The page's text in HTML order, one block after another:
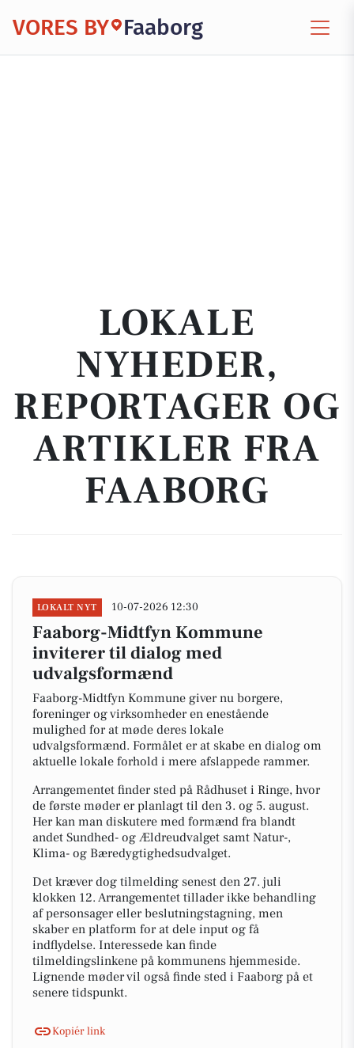
VORES BY Faaborg
LOKALE
NYHEDER,
REPORTAGER OG
ARTIKLER FRA
FAABORG
LOKALT NYT 10-07-2026 12:30
Faaborg-Midtfyn Kommune
inviterer til dialog med
udvalgsformænd
Faaborg-Midtfyn Kommune giver nu borgere,
foreninger og virksomheder en enestående
mulighed for at møde deres lokale
udvalgsformænd. Formålet er at skabe en dialog om
aktuelle lokale forhold i mere afslappede rammer.
Arrangementet finder sted på Rådhuset i Ringe, hvor
de første møder er planlagt til den 3. og 5. august.
Her kan man diskutere med formænd fra blandt
andet Sundhed- og Ældreudvalget samt Natur-,
Klima- og Bæredygtighedsudvalget.
Det kræver dog tilmelding senest den 27. juli
klokken 12. Arrangementet tillader ikke behandling
af personsager eller beslutningstagning, men
skaber en platform for at dele input og få
indflydelse. Interessede kan finde
tilmeldingslinkene på kommunens hjemmeside.
Lignende møder vil også finde sted i Faaborg på et
senere tidspunkt.
Kopiér link